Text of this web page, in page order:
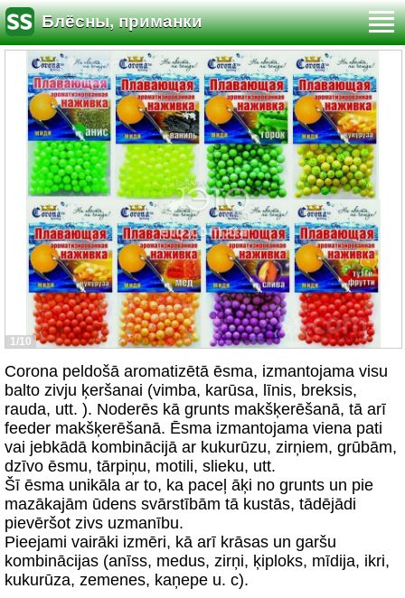
Блёсны, приманки
1/10
Corona peldošā aromatizētā ēsma, izmantojama visu
balto zivju ķeršanai (vimba, karūsa, līnis, breksis,
rauda, utt. ). Noderēs kā grunts makšķerēšanā, tā arī
feeder makšķerēšanā. Ēsma izmantojama viena pati
vai jebkādā kombinācijā ar kukurūzu, zirņiem, grūbām,
dzīvo ēsmu, tārpiņu, motili, slieku, utt.
Šī ēsma unikāla ar to, ka paceļ āķi no grunts un pie
mazākajām ūdens svārstībām tā kustās, tādējādi
pievēršot zivs uzmanību.
Pieejami vairāki izmēri, kā arī krāsas un garšu
kombinācijas (anīss, medus, zirņi, ķiploks, mīdija, ikri,
kukurūza, zemenes, kaņepe u. c).